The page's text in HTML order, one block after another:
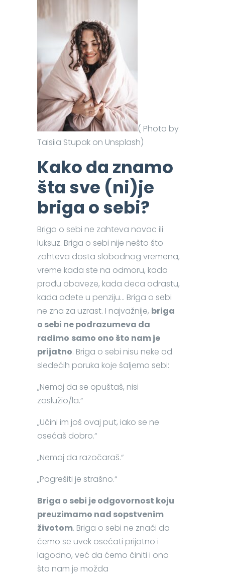
( Photo by
Taisiia Stupak on Unsplash)
Kako da znamo
šta sve (ni)je
briga o sebi?
Briga o sebi ne zahteva novac ili
luksuz. Briga o sebi nije nešto što
zahteva dosta slobodnog vremena,
vreme kada ste na odmoru, kada
prođu obaveze, kada deca odrastu,
kada odete u penziju… Briga o sebi
ne zna za uzrast. I najvažnije, briga
o sebi ne podrazumeva da
radimo samo ono što nam je
prijatno. Briga o sebi nisu neke od
sledećih poruka koje šaljemo sebi:
„Nemoj da se opuštaš, nisi
zaslužio/la.“
„Učini im još ovaj put, iako se ne
osećaš dobro.“
„Nemoj da razočaraš.“
„Pogrešiti je strašno.“
Briga o sebi je odgovornost koju
preuzimamo nad sopstvenim
životom. Briga o sebi ne znači da
ćemo se uvek osećati prijatno i
lagodno, već da ćemo činiti i ono
što nam je možda